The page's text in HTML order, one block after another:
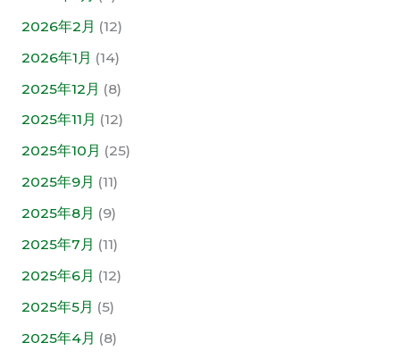
2026年2月 (12)
2026年1月 (14)
2025年12月 (8)
2025年11月 (12)
2025年10月 (25)
2025年9月 (11)
2025年8月 (9)
2025年7月 (11)
2025年6月 (12)
2025年5月 (5)
2025年4月 (8)